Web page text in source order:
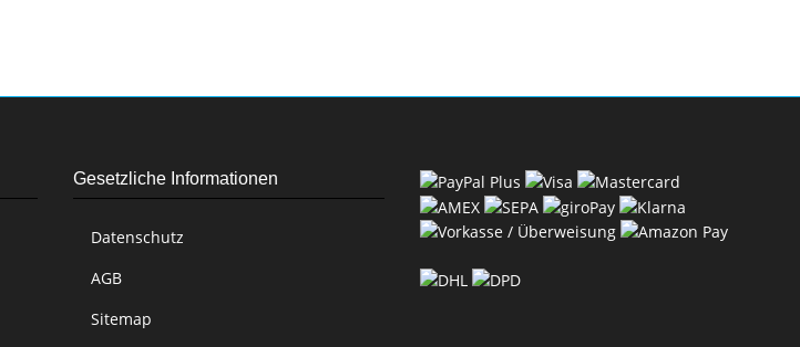
Gesetzliche Informationen
Datenschutz
AGB
Sitemap